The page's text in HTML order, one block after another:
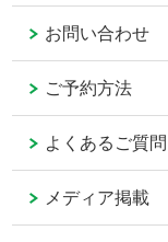
お問い合わせ
ご予約方法
よくあるご質問
メディア掲載